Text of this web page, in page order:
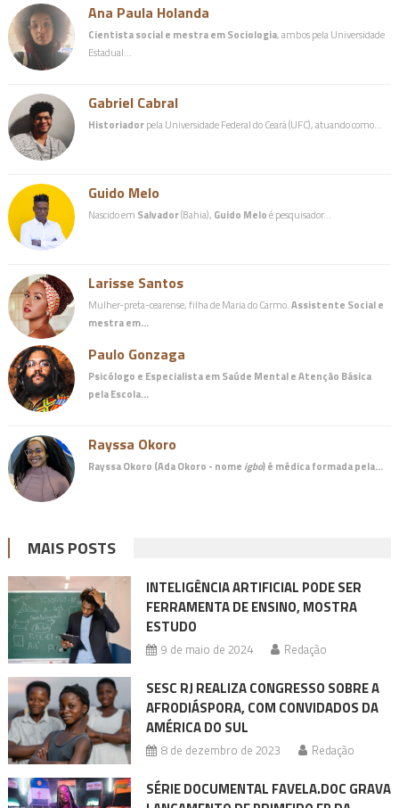
Ana Paula Holanda
Cientista social e mestra em Sociologia, ambos pela Universidade
Estadual…
Gabriel Cabral
Historiadorpela Universidade Federal do Ceará (UFC), atuando como…
Guido Melo
Nascido em Salvador(Bahia), Guido Meloé pesquisador…
Larisse Santos
Mulher-preta-cearense, filha de Maria do Carmo.Assistente Social e
mestra em…
Paulo Gonzaga
Psicólogo e Especialista em Saúde Mental e Atenção Básica
pela Escola…
Rayssa Okoro
Rayssa Okoro (Ada Okoro - nome igbo) é médicaformada pela…
MAIS POSTS
INTELIGÊNCIA ARTIFICIAL PODE SER
FERRAMENTA DE ENSINO, MOSTRA
ESTUDO
9 de maio de 2024 Redação
SESC RJ REALIZA CONGRESSO SOBRE A
AFRODIÁSPORA, COM CONVIDADOS DA
AMÉRICA DO SUL
8 de dezembro de 2023 Redação
SÉRIE DOCUMENTAL FAVELA.DOC GRAVA